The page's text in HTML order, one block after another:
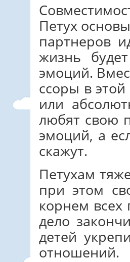
Петух
партнеров
жизнь
эмоций.
ссоры в
или
любят свою
эмоций, а
скажут.
Петухам
при этом
корнем всех
дело
детей
отношений.